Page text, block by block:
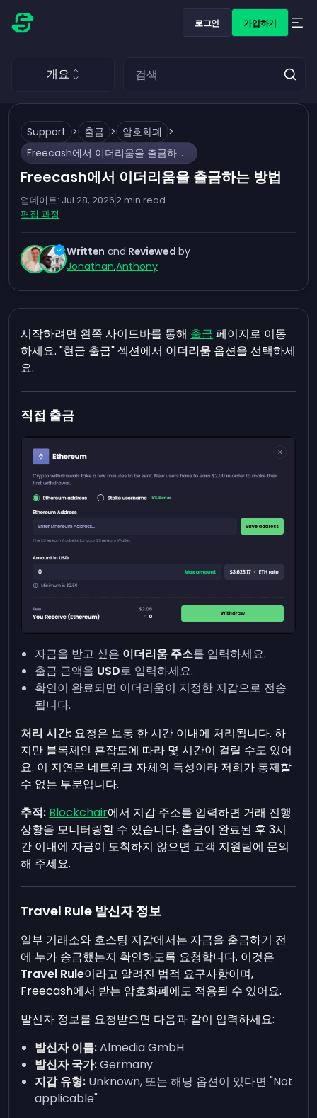
로그인 가입하기
개요
Support > 출금 > 암호화폐 >
Freecash에서 이더리움을 출금하는 방법
Freecash에서 이더리움을 출금하는 방법
업데이트: Jul 28, 20262min read
편집 과정
Written and Reviewed by
Jonathan,Anthony
시작하려면 왼쪽 사이드바를 통해 출금 페이지로 이동
하세요. "현금 출금" 섹션에서 이더리움 옵션을 선택하세
요.
직접 출금
자금을 받고 싶은 이더리움 주소를 입력하세요.
출금 금액을 USD로 입력하세요.
확인이 완료되면 이더리움이 지정한 지갑으로 전송
됩니다.
처리 시간: 요청은 보통 한 시간 이내에 처리됩니다. 하
지만 블록체인 혼잡도에 따라 몇 시간이 걸릴 수도 있어
요. 이 지연은 네트워크 자체의 특성이라 저희가 통제할
수 없는 부분입니다.
추적: Blockchair에서 지갑 주소를 입력하면 거래 진행
상황을 모니터링할 수 있습니다. 출금이 완료된 후 3시
간 이내에 자금이 도착하지 않으면 고객 지원팀에 문의
해 주세요.
Travel Rule 발신자 정보
일부 거래소와 호스팅 지갑에서는 자금을 출금하기 전
에 누가 송금했는지 확인하도록 요청합니다. 이것은
Travel Rule이라고 알려진 법적 요구사항이며,
Freecash에서 받는 암호화폐에도 적용될 수 있어요.
발신자 정보를 요청받으면 다음과 같이 입력하세요:
발신자 이름:Almedia GmbH
발신자 국가:Germany
지갑 유형: Unknown, 또는 해당 옵션이 있다면 "Not
applicable"